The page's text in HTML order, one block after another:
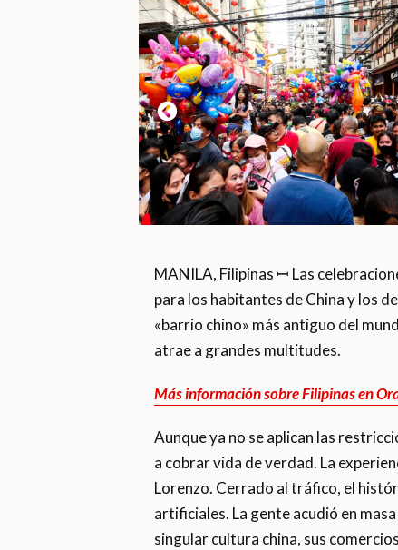
MANILA, Filipinas ꟷ Las
para los habitantes de China y los
«barrio chino» más antiguo del
atrae a grandes multitudes.
Más información sobre Filipinas en
Aunque ya no se aplican las
a cobrar vida de verdad. La
Lorenzo. Cerrado al tráfico, el
artificiales. La gente acudió en
singular cultura china, sus